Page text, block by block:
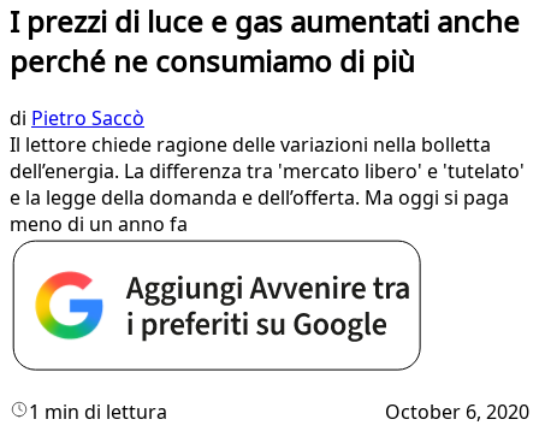
I prezzi di luce e gas aumentati anche
perché ne consumiamo di più
di Pietro Saccò
Il lettore chiede ragione delle variazioni nella bolletta
dell’energia. La differenza tra 'mercato libero' e 'tutelato'
e la legge della domanda e dell’offerta. Ma oggi si paga
meno di un anno fa
1 min di lettura October 6, 2020